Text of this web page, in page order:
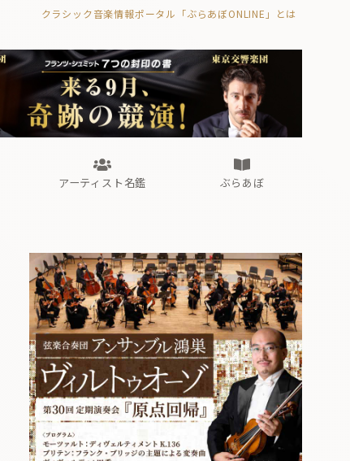
クラシック音楽情報ポータル「ぶらあぼONLINE」とは
ぶらあぼブラス！
フォルテピアノ・オデッセイ
アーティスト名鑑 ぶらあぼ
ぶらあぼブラス！
フォルテピアノ・オデッセイ